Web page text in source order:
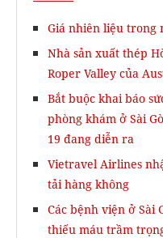
Giá nhiên liệu trong
Nhà sản xuất thép
Roper Valley của
Bắt buộc khai báo
phòng khám ở Sài
19 đang diễn ra
Vietravel Airlines
tải hàng không
Các bệnh viện ở Sài
thiếu máu trầm